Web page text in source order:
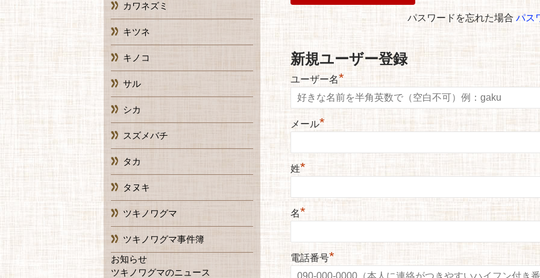
パスワードを忘れた場合 パス
新規ユーザー登録
ユーザー名*
メール*
姓*
名*
電話番号*
カワネズミ
キツネ
キノコ
サル
シカ
スズメバチ
タカ
タヌキ
ツキノワグマ
ツキノワグマ事件簿
お知らせ
ツキノワグマのニュース